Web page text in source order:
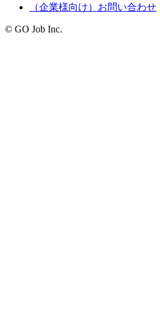
（企業様向け）お問い合わせ
© GO Job Inc.